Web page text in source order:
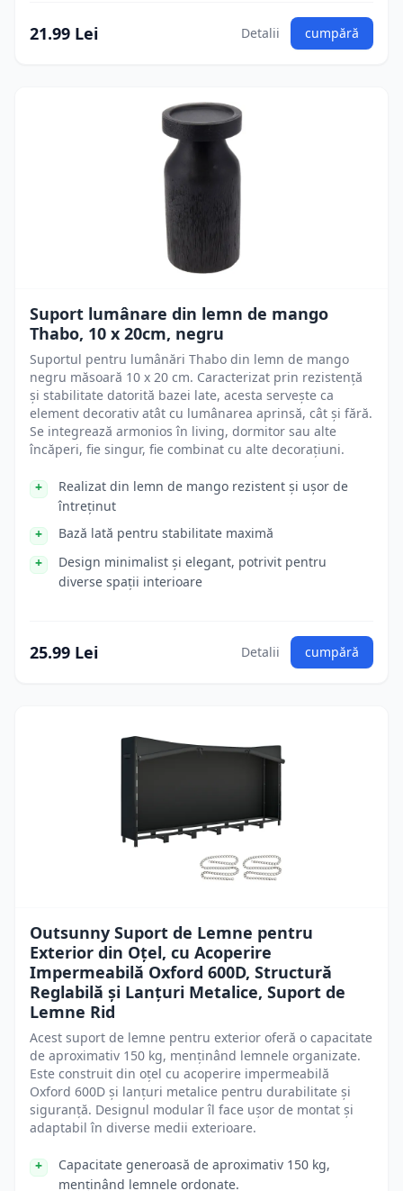
21.99 Lei Detalii cumpără
Suport lumânare din lemn de mango
Thabo, 10 x 20cm, negru
Suportul pentru lumânări Thabo din lemn de mango
negru măsoară 10 x 20 cm. Caracterizat prin rezistență
și stabilitate datorită bazei late, acesta servește ca
element decorativ atât cu lumânarea aprinsă, cât și fără.
Se integrează armonios în living, dormitor sau alte
încăperi, fie singur, fie combinat cu alte decorațiuni.
Realizat din lemn de mango rezistent și ușor de
întreținut
Bază lată pentru stabilitate maximă
Design minimalist și elegant, potrivit pentru
diverse spații interioare
25.99 Lei Detalii cumpără
Outsunny Suport de Lemne pentru
Exterior din Oțel, cu Acoperire
Impermeabilă Oxford 600D, Structură
Reglabilă și Lanțuri Metalice, Suport de
Lemne Rid
Acest suport de lemne pentru exterior oferă o capacitate
de aproximativ 150 kg, menținând lemnele organizate.
Este construit din oțel cu acoperire impermeabilă
Oxford 600D și lanțuri metalice pentru durabilitate și
siguranță. Designul modular îl face ușor de montat și
adaptabil în diverse medii exterioare.
Capacitate generoasă de aproximativ 150 kg,
menținând lemnele ordonate.